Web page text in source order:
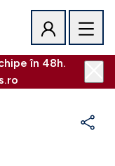
în 48h.